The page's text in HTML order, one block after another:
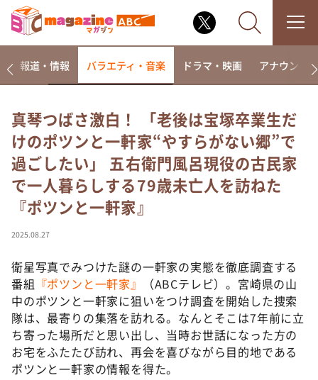
なるみ・岡村の過ぎるTV
相席食堂
これ余談なんですけど・・・
～人生密着トークバラエティ！～ やすとものいたっ
て真剣です
news おかえり
河合＆A.B.C-Z塚田×福井アナ「なんでやねん！？」
（news おかえり）
DAIGOも台所 ～きょうの献立 何にする？～
本日はダイアンなり！シーズン２
朝だ！生です旅サラダ
報道・情報 バラエティ・音楽 ドラマ・映画 アナウンサー
真琴つばさ激白！ 「老後は宝塚卒業生だ
けのポツンと一軒家“やすらがない郷”で
過ごしたい」 五右衛門風呂現役の古民家
で一人暮らしする79歳未亡人を訪ねた
『ポツンと一軒家』
2025.08.27
衛星写真でみつけた謎の一軒家の実態を徹底調査する
番組 『ポツンと一軒家』
（ABCテレビ）。宮崎県の山
中のポツンと一軒家に狙いをつけ調査を開始した捜索
隊は、最寄りの集落を訪れる。なんとそこは7年前に立
ち寄った場所だと思い出し、当時お世話になった方の
お宅をふたたび訪れ、再会を喜びながら目的地である
ポツンと一軒家の情報を得た。